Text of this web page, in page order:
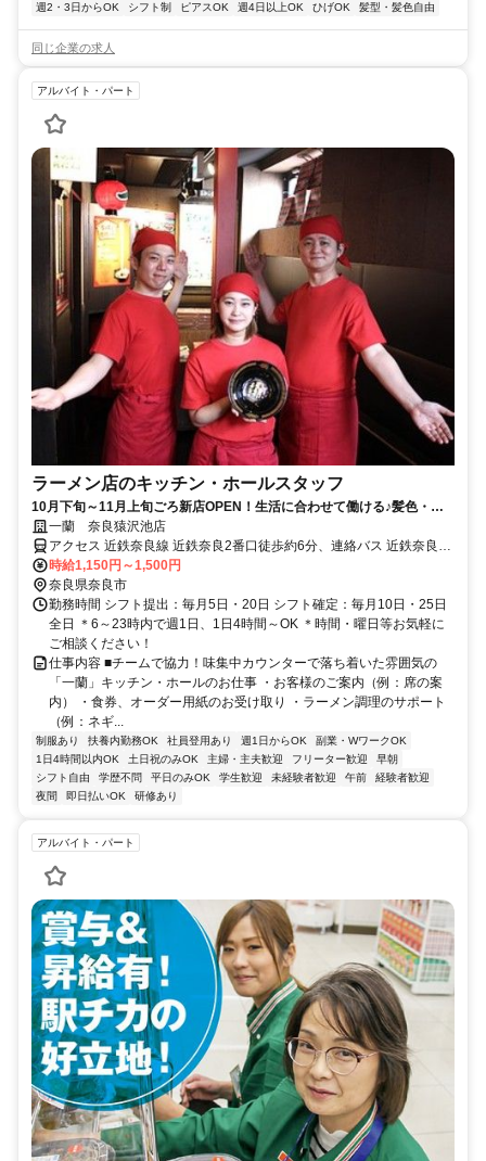
週2・3日からOK
シフト制 ピアスOK 週4日以上OK ひげOK 髪型・髪色自由
同じ企業の求人
アルバイト・パート
ラーメン店のキッチン・ホールスタッフ
10月下旬～11月上旬ごろ新店OPEN！生活に合わせて働ける♪髪色・髪
型自由！履歴書不要＆オンライン面接可
一蘭 奈良猿沢池店
アクセス 近鉄奈良線 近鉄奈良2番口徒歩約6分、連絡バス 近鉄奈良徒
歩約8分、連絡バス 奈良徒歩約13分 ※車・バイク通勤は不可
時給1,150円～1,500円
奈良県奈良市
勤務時間 シフト提出：毎月5日・20日 シフト確定：毎月10日・25日
全日 ＊6～23時内で週1日、1日4時間～OK ＊時間・曜日等お気軽に
ご相談ください！
仕事内容 ■チームで協力！味集中カウンターで落ち着いた雰囲気の
「一蘭」キッチン・ホールのお仕事 ・お客様のご案内（例：席の案
内） ・食券、オーダー用紙のお受け取り ・ラーメン調理のサポート
（例：ネギ...
制服あり 扶養内勤務OK 社員登用あり 週1日からOK
副業・WワークOK
1日4時間以内OK
土日祝のみOK 主婦・主夫歓迎 フリーター歓迎
早朝
シフト自由
学歴不問 平日のみOK 学生歓迎 未経験者歓迎 午前
経験者歓迎
夜間
即日払いOK 研修あり
アルバイト・パート